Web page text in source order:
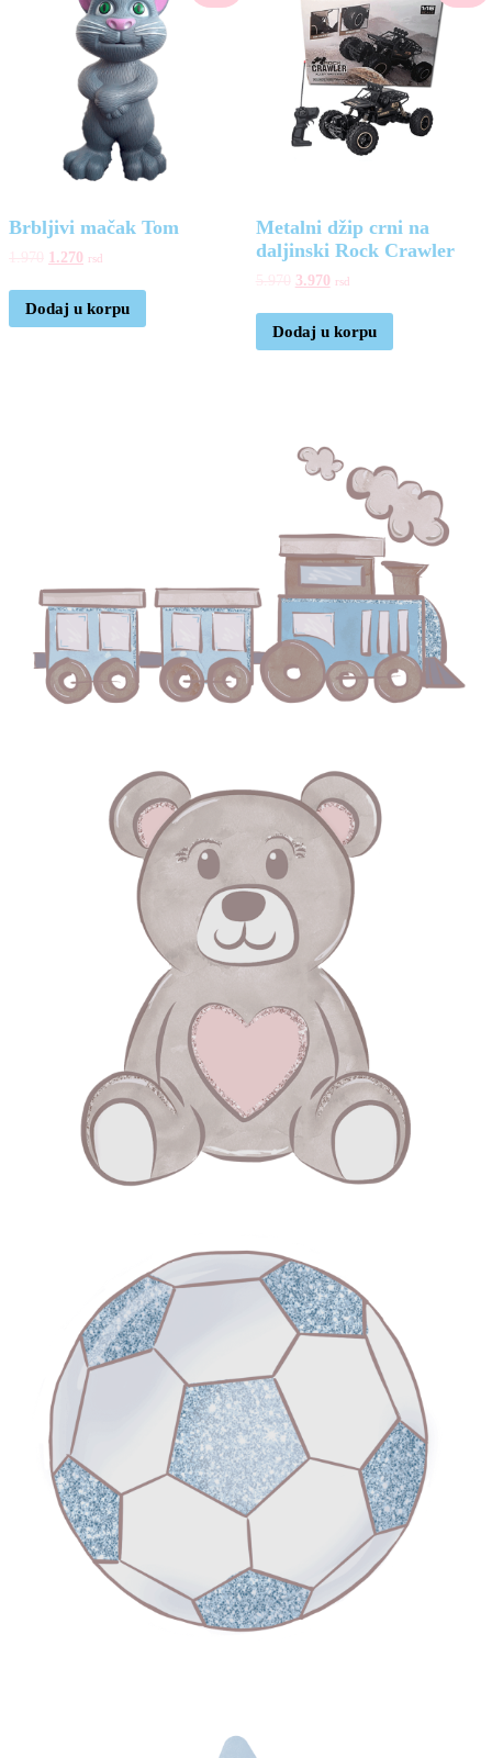
Brbljivi mačak Tom
1.270 rsd
Dodaj u korpu
Metalni džip crni na
daljinski Rock Crawler
3.970 rsd
Dodaj u korpu